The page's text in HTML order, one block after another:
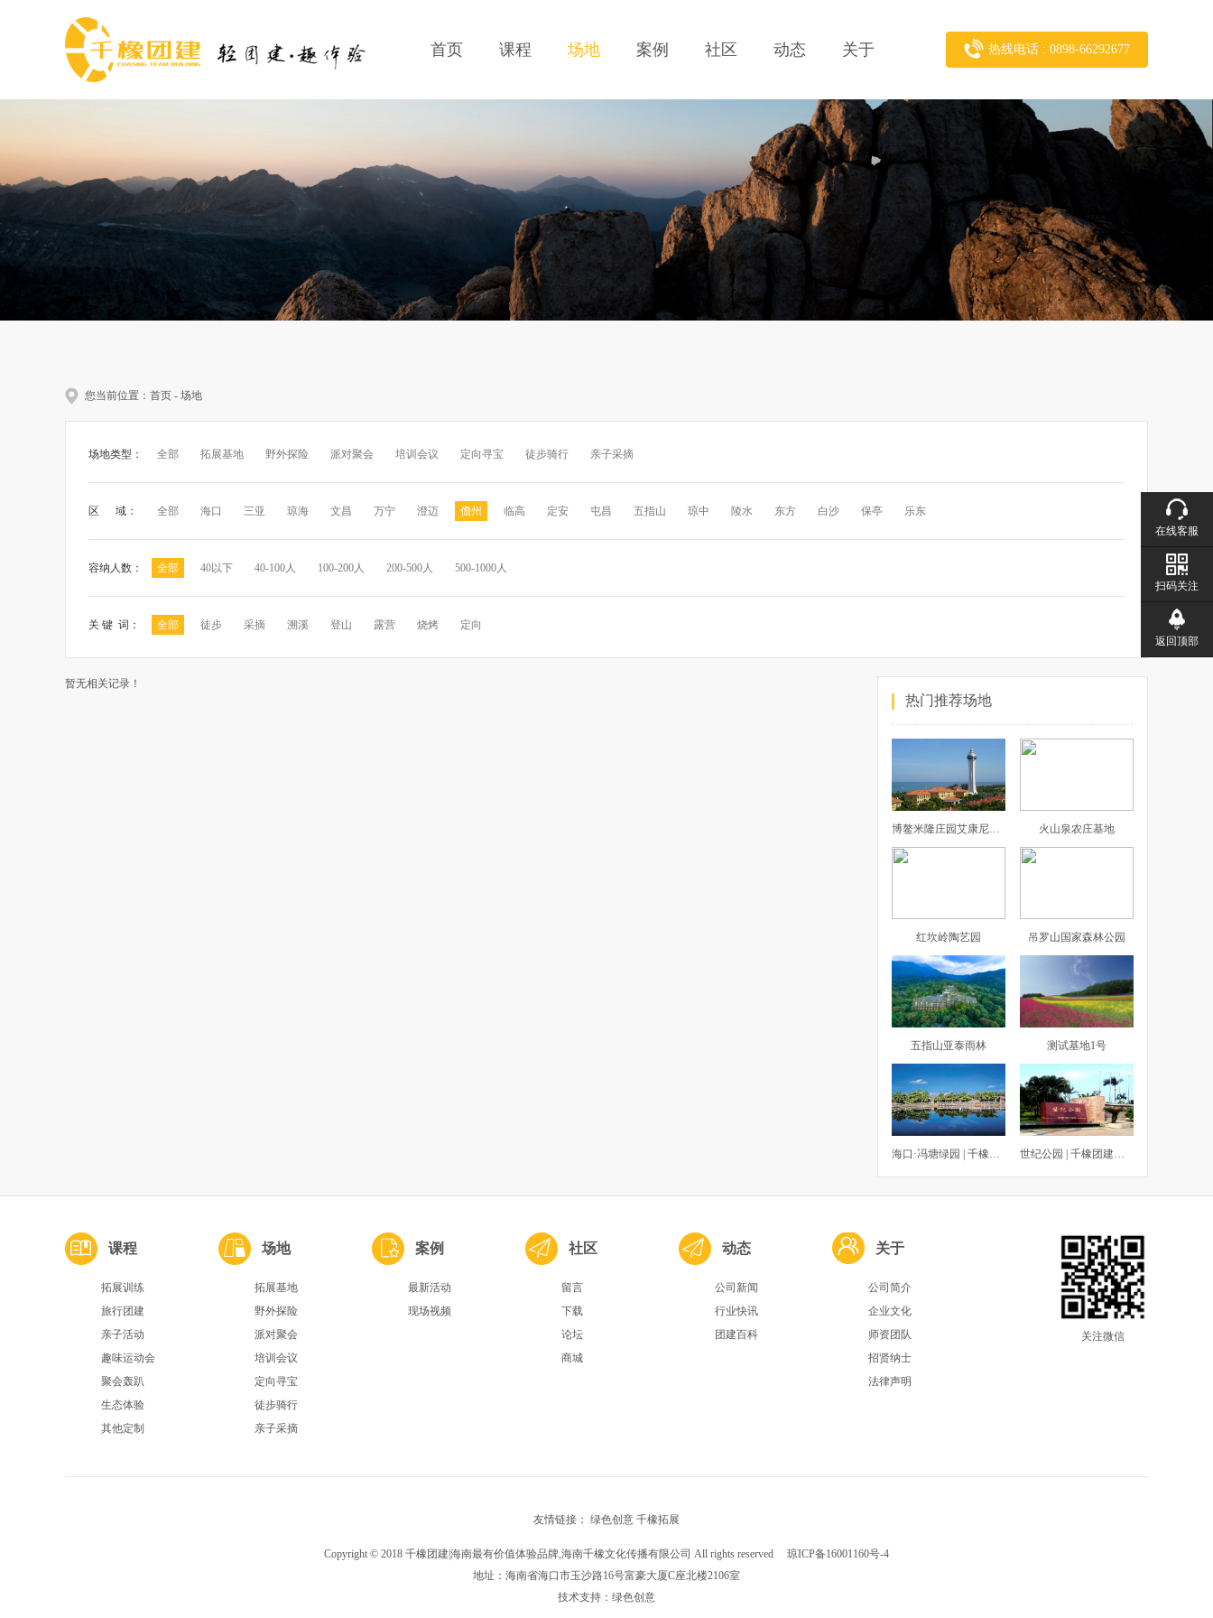
首页 课程 场地 案例 社区 动态 关于 热线电话 : 0898-66292677
您当前位置： 首页 - 场地
场地类型： 全部 拓展基地 野外探险 派对聚会 培训会议 定向寻宝 徒步骑行 亲子采摘
区 域： 全部 海口 三亚 琼海 文昌 万宁 澄迈 儋州 临高 定安 屯昌 五指山 琼中 陵水 东方 白沙 保亭 乐东
容纳人数： 全部 40以下 40-100人 100-200人 200-500人 500-1000人
关 键 词： 全部 徒步 采摘 溯溪 登山 露营 烧烤 定向
暂无相关记录！
热门推荐场地
博鳌米隆庄园艾康尼克度假酒店 火山泉农庄基地
红坎岭陶艺园 吊罗山国家森林公园
五指山亚泰雨林 测试基地1号
海口·冯塘绿园 | 千橡团建拓展基地 世纪公园 | 千橡团建拓展基地
课程
拓展训练
旅行团建
亲子活动
趣味运动会
聚会轰趴
生态体验
其他定制
场地
拓展基地
野外探险
派对聚会
培训会议
定向寻宝
徒步骑行
亲子采摘
案例
最新活动
现场视频
社区
留言
下载
论坛
商城
动态
公司新闻
行业快讯
团建百科
关于
公司简介
企业文化
师资团队
招贤纳士
法律声明
关注微信
友情链接： 绿色创意 千橡拓展
Copyright © 2018 千橡团建|海南最有价值体验品牌,海南千橡文化传播有限公司 All rights reserved 琼ICP备16001160号-4
地址：海南省海口市玉沙路16号富豪大厦C座北楼2106室
技术支持： 绿色创意
在线客服
扫码关注
返回顶部